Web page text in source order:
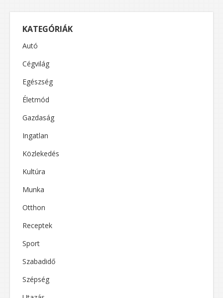
KATEGÓRIÁK
Autó
Cégvilág
Egészség
Életmód
Gazdaság
Ingatlan
Közlekedés
Kultúra
Munka
Otthon
Receptek
Sport
Szabadidő
Szépség